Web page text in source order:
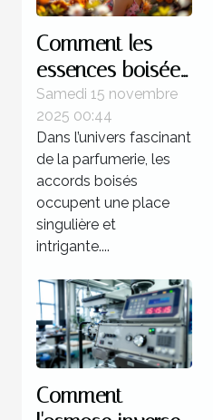
Comment les
essences boisées
influencent-elles
la féminité dans
les parfums ?
Samedi 15 novembre
2025 00:44
Dans l’univers fascinant
de la parfumerie, les
accords boisés
occupent une place
singulière et
intrigante....
Comment